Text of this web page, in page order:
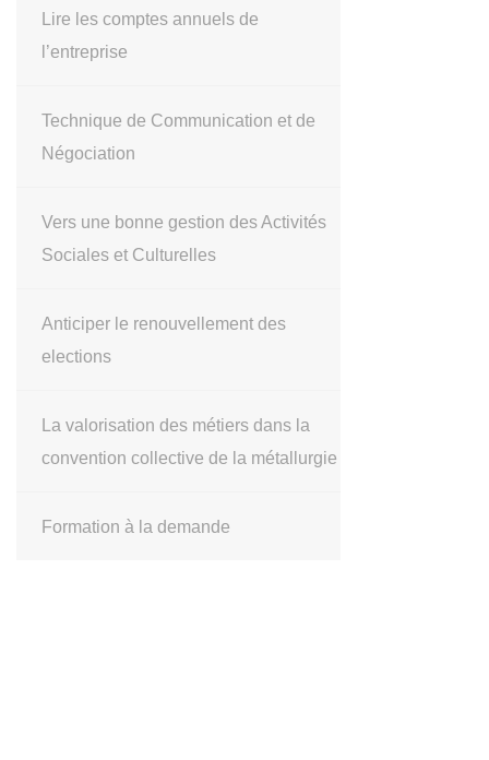
Lire les comptes annuels de
l’entreprise
Technique de Communication et de
Négociation
Vers une bonne gestion des Activités
Sociales et Culturelles
Anticiper le renouvellement des
elections
La valorisation des métiers dans la
convention collective de la métallurgie
Formation à la demande